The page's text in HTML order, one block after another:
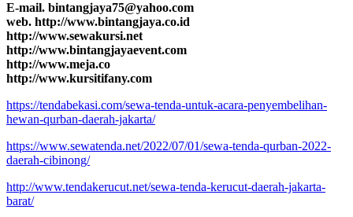
E-mail. bintangjaya75@yahoo.com
web. http://www.bintangjaya.co.id
http://www.sewakursi.net
http://www.bintangjayaevent.com
http://www.meja.co
http://www.kursitifany.com
https://tendabekasi.com/sewa-tenda-untuk-acara-penyembelihan-
hewan-qurban-daerah-jakarta/
https://www.sewatenda.net/2022/07/01/sewa-tenda-qurban-2022-
daerah-cibinong/
http://www.tendakerucut.net/sewa-tenda-kerucut-daerah-jakarta-
barat/